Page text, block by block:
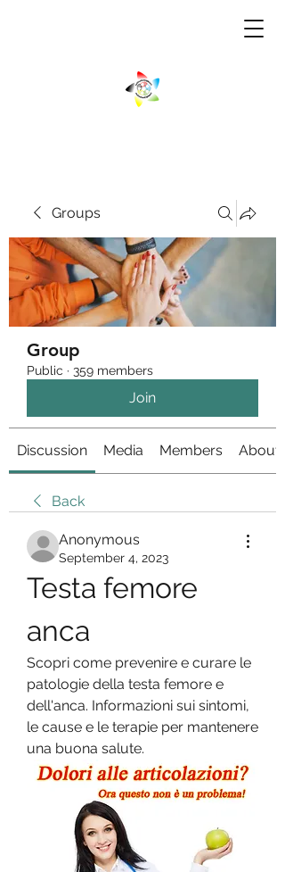
Groups
Group
Public · 359 members
Join
Discussion Media Members About
Back
Anonymous
September 4, 2023
Testa femore
anca
Scopri come prevenire e curare le
patologie della testa femore e
dell'anca. Informazioni sui sintomi,
le cause e le terapie per mantenere
una buona salute.